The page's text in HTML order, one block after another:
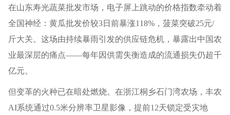
在山东寿光蔬菜批发市场，电子屏上跳动的价格指数牵动着
全国神经：黄瓜批发价较3日前暴涨118%，菠菜突破25元/
斤大关。这场由持续暴雨引发的供应链危机，暴露出中国农
业最深层的痛点——每年因供需失衡造成的流通损失仍超千
亿元。
但变革的火种已在暗处燃烧。在浙江桐乡石门湾农场，丰农
AI系统通过0.5米分辨率卫星影像，提前12天锁定受灾地